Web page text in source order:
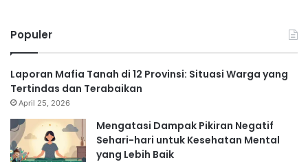
Populer
Laporan Mafia Tanah di 12 Provinsi: Situasi Warga yang
Tertindas dan Terabaikan
April 25, 2026
Mengatasi Dampak Pikiran Negatif
Sehari-hari untuk Kesehatan Mental
yang Lebih Baik